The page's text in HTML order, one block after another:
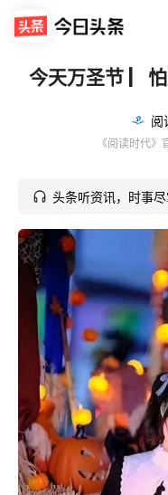
今天万圣节 ▏
阅
《阅读时代》
头条听资讯，时事